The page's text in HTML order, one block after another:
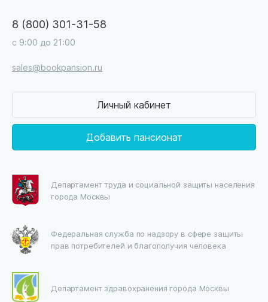
8 (800) 301-31-58
с 9:00 до 21:00
sales@bookpansion.ru
Личный кабинет
Добавить пансионат
Департамент труда и социальной защиты населения
города Москвы
Федеральная служба по надзору в сфере защиты
прав потребителей и благополучия человека
Департамент здравохранения города Москвы